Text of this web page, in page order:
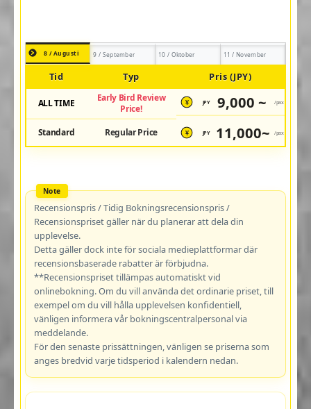
8 / Augusti 9 / September 10 / Oktober 11 / November
Tid Typ Pris (JPY)
ALL TIME
Early Bird Review
Price!
¥ JPY 9,000 ~ /pax
Standard Regular Price ¥ JPY 11,000~ /pax
Recensionspris / Tidig Bokningsrecensionspris /
Recensionspriset gäller när du planerar att dela din
upplevelse.
Detta gäller dock inte för sociala medieplattformar där
recensionsbaserade rabatter är förbjudna.
**Recensionspriset tillämpas automatiskt vid
onlinebokning. Om du vill använda det ordinarie priset, till
exempel om du vill hålla upplevelsen konfidentiell,
vänligen informera vår bokningscentralpersonal via
meddelande.
För den senaste prissättningen, vänligen se priserna som
anges bredvid varje tidsperiod i kalendern nedan.